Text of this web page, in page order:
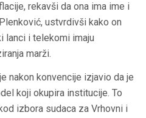
rekavši da ona ima ime i
ustvrdivši kako on
lanci i telekomi imaju
marži.
nakon konvencije izjavio da je
koji okupira institucije. To
izbora sudaca za Vrhovni i